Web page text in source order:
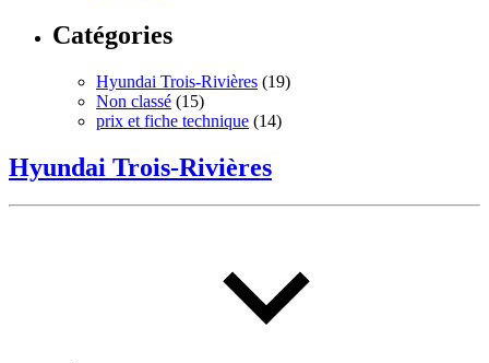
Catégories
Hyundai Trois-Rivières (19)
Non classé (15)
prix et fiche technique (14)
Hyundai Trois-Rivières